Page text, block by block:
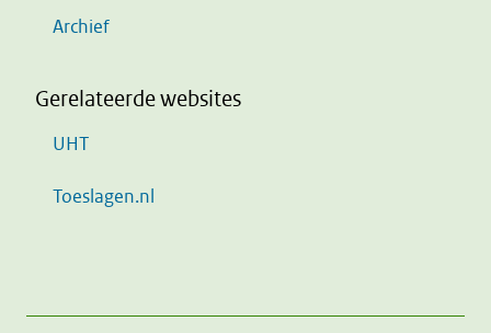
Archief
Gerelateerde websites
UHT
Toeslagen.nl